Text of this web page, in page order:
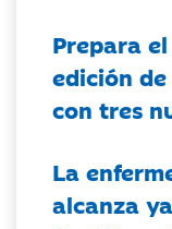
Prepara
edición de
con tres
La
alcanza